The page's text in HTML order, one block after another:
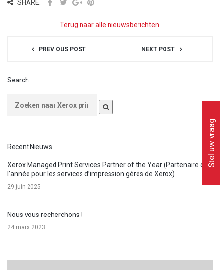
SHARE:
Terug naar alle nieuwsberichten.
PREVIOUS POST NEXT POST
Search
Recent Nieuws
Xerox Managed Print Services Partner of the Year (Partenaire de
l’année pour les services d’impression gérés de Xerox)
29 juin 2025
Nous vous recherchons !
24 mars 2023
Stel uw vraag